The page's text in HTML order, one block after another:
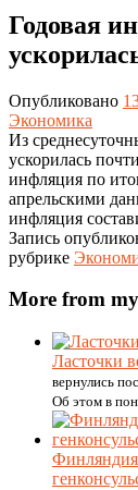
Годовая
Опубликовано
Экономика
Из
ускорилась
инфляция по
апрельскими
инфляция
Запись
рубрике
More from
Ласточки
вернулись
Об этом в
Финляндия